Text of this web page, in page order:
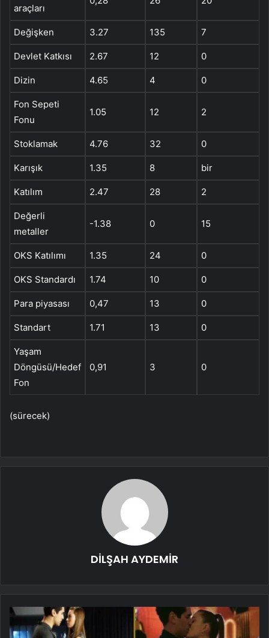
araçları
Değişken 3.27 135 7
Devlet Katkısı 2.67 12 0
Dizin 4.65 4 0
Fon Sepeti
Fonu
1.05 12 2
Stoklamak 4.76 32 0
Karışık 1.35 8 bir
Katılım 2.47 28 2
Değerli
metaller
-1.38 0 15
OKS Katılımı 1.35 24 0
OKS Standardı 1.74 10 0
Para piyasası 0,47 13 0
Standart 1.71 13 0
Yaşam
Döngüsü/Hedef
Fon
0,91 3 0
(sürecek)
DİLŞAH AYDEMİR